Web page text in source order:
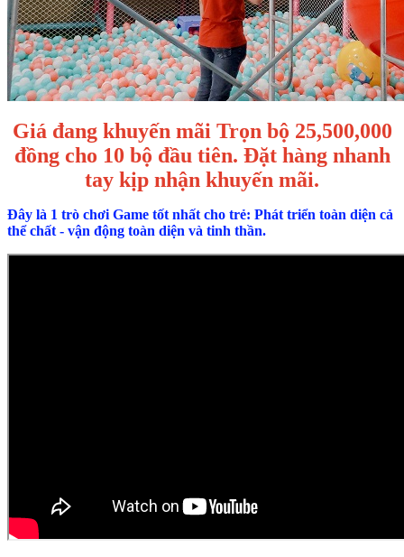
Giá đang khuyến mãi Trọn bộ 25,500,000
đồng cho 10 bộ đầu tiên. Đặt hàng nhanh
tay kịp nhận khuyến mãi.
Đây là 1 trò chơi Game tốt nhất cho trẻ: Phát triển toàn diện cả
thể chất - vận động toàn diện và tinh thần.